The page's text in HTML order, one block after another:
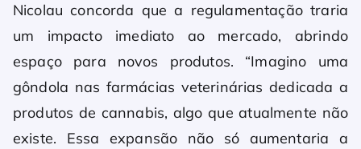
Nicolau concorda que a regulamentação traria
um impacto imediato ao mercado, abrindo
espaço para novos produtos. “Imagino uma
gôndola nas farmácias veterinárias dedicada a
produtos de cannabis, algo que atualmente não
existe. Essa expansão não só aumentaria a